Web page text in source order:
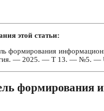
этой статьи:
формирования
— 2025. — Т 13. — №5. —
формирования